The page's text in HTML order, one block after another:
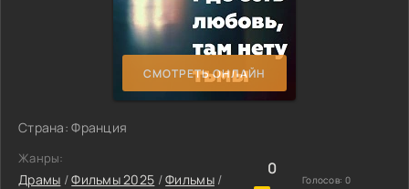
СМОТРЕТЬ ОНЛАЙН
Страна: Франция
Жанры:
Драмы /Фильмы 2025 /Фильмы/
0
Голосов: 0